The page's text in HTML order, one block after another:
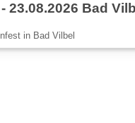
23.08.2026 Bad
in Bad Vilbel